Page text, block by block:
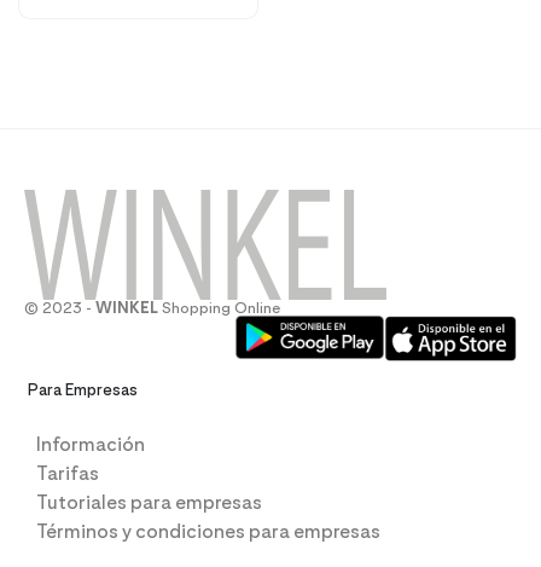
© 2023 - WINKEL Shopping Online
Para Empresas
Información
Tarifas
Tutoriales para empresas
Términos y condiciones para empresas